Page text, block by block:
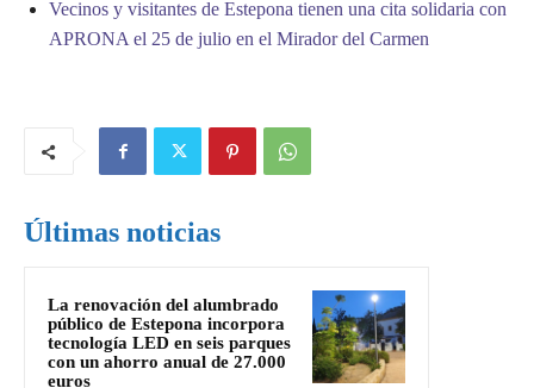
Vecinos y visitantes de Estepona tienen una cita solidaria con
APRONA el 25 de julio en el Mirador del Carmen
Últimas noticias
La renovación del alumbrado
público de Estepona incorpora
tecnología LED en seis parques
con un ahorro anual de 27.000
euros